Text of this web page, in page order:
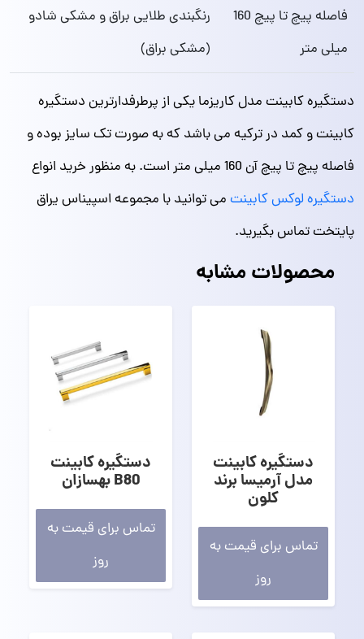
فاصله پیچ تا پیچ 160
میلی متر
رنگبندی طلایی براق و مشکی شادو
(مشکی براق)
دستگیره کابینت مدل کاریزما یکی از پرطرفدارترین دستگیره
کابینت و کمد در ترکیه می باشد که به صورت تک سایز بوده و
فاصله پیچ تا پیچ آن 160 میلی متر است. به منظور خرید انواع
دستگیره لوکس کابینتمی توانید با مجموعه اسپیناس یراق
پایتخت تماس بگیرید.
محصولات مشابه
دستگیره کابینت
مدل آرمیسا برند
کلون
تماس برای قیمت به
روز
دستگیره کابینت
B80 بهسازان
تماس برای قیمت به
روز